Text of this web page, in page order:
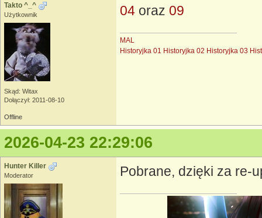
Takto ^_^
Użytkownik
Skąd: Witax
Dołączył: 2011-08-10
04 oraz 09
MAL
Historyjka 01 Historyjka 02 Historyjka 03
Offline
2026-04-23 22:29:06
Hunter Killer
Moderator Pobrane, dzięki za re-